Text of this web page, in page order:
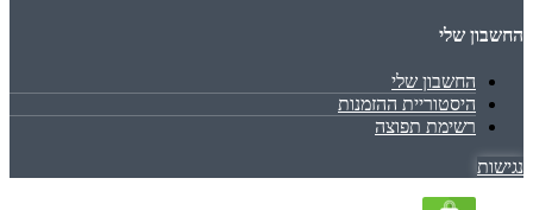
החשבון שלי
החשבון שלי
היסטוריית ההזמנות
רשימת תפוצה
נגישות